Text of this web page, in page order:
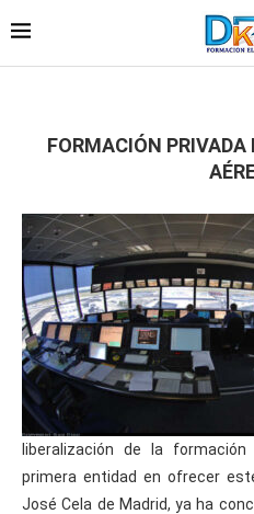
FORMACIÓN PRIVADA
liberalización de la
primera entidad en ofrecer
José Cela de Madrid, ya ha